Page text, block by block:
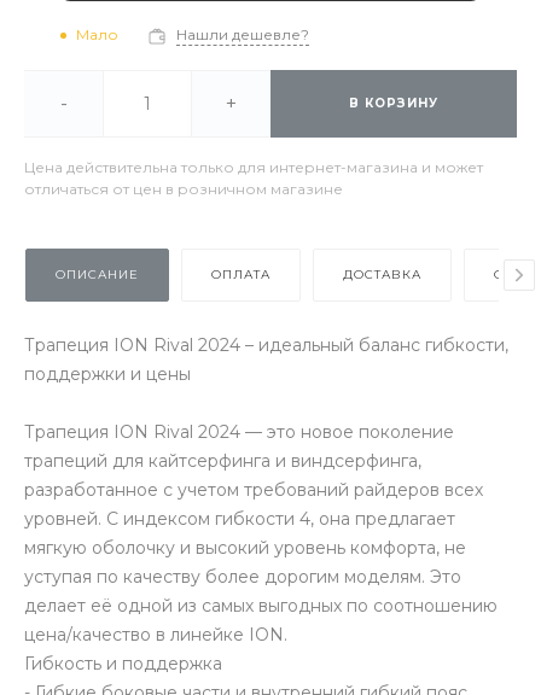
Мало Нашли дешевле?
- + В КОРЗИНУ
Цена действительна только для интернет-магазина и может
отличаться от цен в розничном магазине
ОПИСАНИЕ ОПЛАТА ДОСТАВКА
Трапеция ION Rival 2024 – идеальный баланс гибкости,
поддержки и цены
Трапеция ION Rival 2024 — это новое поколение
трапеций для кайтсерфинга и виндсерфинга,
разработанное с учетом требований райдеров всех
уровней. С индексом гибкости 4, она предлагает
мягкую оболочку и высокий уровень комфорта, не
уступая по качеству более дорогим моделям. Это
делает её одной из самых выгодных по соотношению
цена/качество в линейке ION.
Гибкость и поддержка